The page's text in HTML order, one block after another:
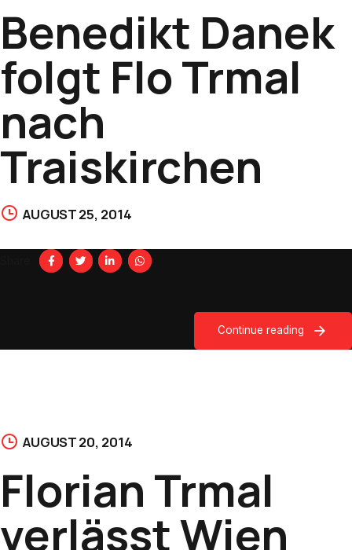
Benedikt Danek
folgt Flo Trmal
nach
Traiskirchen
AUGUST 25, 2014
Continue reading
AUGUST 20, 2014
Florian Trmal
verlässt Wien